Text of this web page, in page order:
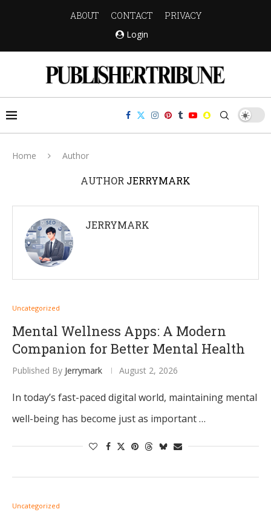
ABOUT CONTACT
PRIVACY
Login
Home Author
AUTHOR JERRYMARK
JERRYMARK
Uncategorized
Mental Wellness Apps: A Modern
Companion for Better Mental Health
Published By Jerrymark August 2, 2026
In today’s fast-paced digital world, maintaining mental
well-being has become just as important …
Uncategorized